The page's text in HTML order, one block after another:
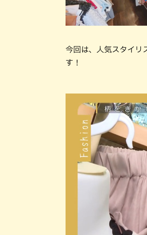
今回は、人気スタイリ
す！